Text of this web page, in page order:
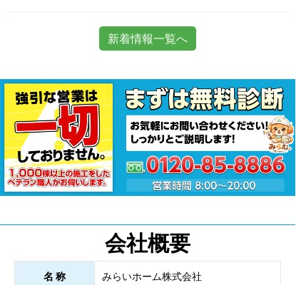
新着情報一覧へ
会社概要
名 称 みらいホーム株式会社